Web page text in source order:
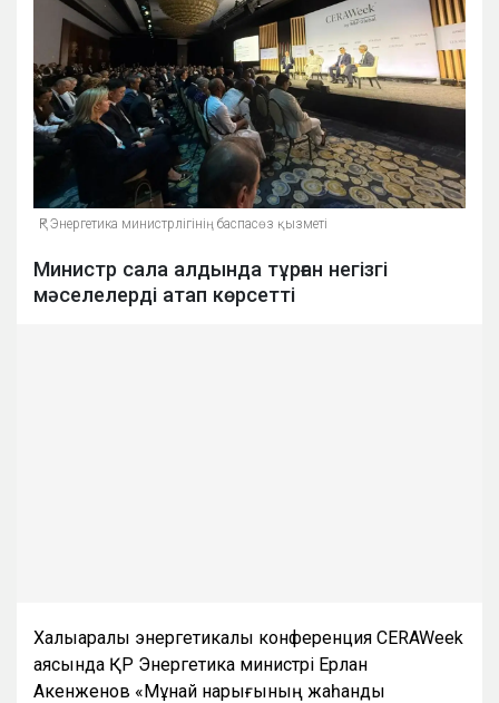
ҚР Энергетика министрлігінің баспасөз қызметі
Министр сала алдында тұрған негізгі
мәселелерді атап көрсетті
Халықаралық энергетикалық конференция CERAWeek
аясында ҚР Энергетика министрі Ерлан
Ақкенженов «Мұнай нарығының жаһандық